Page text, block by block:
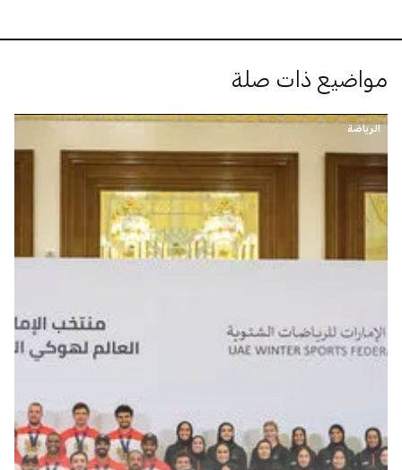
مواضيع ذات صلة
الرياضة